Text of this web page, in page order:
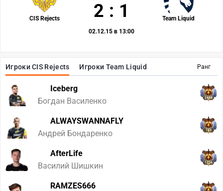
Ранг
Игроки CIS Rejects Игроки Team Liquid
Iceberg
Богдан Василенко
2448
ALWAYSWANNAFLY
Андрей Бондаренко
743
AfterLife
Василий Шишкин
1226
RAMZES666
CIS Rejects Team Liquid
2 : 1
02.12.15 в 13:00